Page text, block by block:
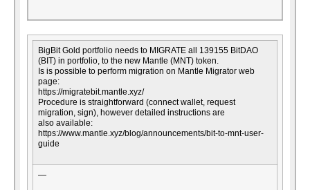
BigBit Gold portfolio needs to MIGRATE all 139155 BitDAO
(BIT) in portfolio, to the new Mantle (MNT) token.
Is is possible to perform migration on Mantle Migrator web
page:
https://migratebit.mantle.xyz/
Procedure is straightforward (connect wallet, request
migration, sign), however detailed instructions are
also available:
https://www.mantle.xyz/blog/announcements/bit-to-mnt-user-
guide
—